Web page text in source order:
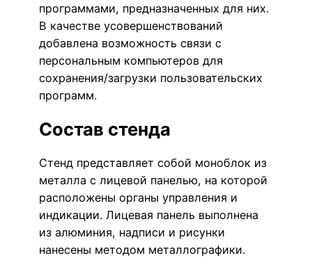
программами, предназначенных для них.
В качестве усовершенствований
добавлена возможность связи с
персональным компьютеров для
сохранения/загрузки пользовательских
программ.
Состав стенда
Стенд представляет собой моноблок из
металла с лицевой панелью, на которой
расположены органы управления и
индикации. Лицевая панель выполнена
из алюминия, надписи и рисунки
нанесены методом металлографики.